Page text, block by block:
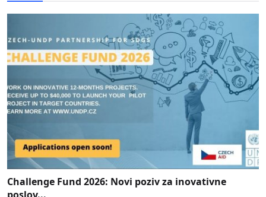
Challenge Fund 2026: Novi poziv za inovativne